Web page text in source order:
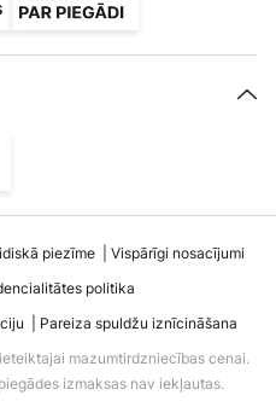
piezīme
Vispārīgi nosacījumi
politika
Pareiza spuldžu iznīcināšana
mazumtirdzniecības cenai.
izmaksas nav iekļautas.